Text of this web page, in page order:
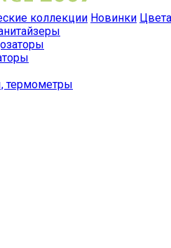
коллекции Новинки Цвета
термометры